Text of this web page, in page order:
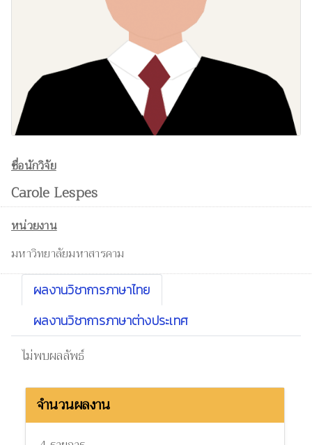
ชื่อนักวิจัย
Carole Lespes
หน่วยงาน
มหาวิทยาลัยมหาสารคาม
ผลงานวิชาการภาษาไทย
ผลงานวิชาการภาษาต่างประเทศ
ไม่พบผลลัพธ์
จำนวนผลงาน